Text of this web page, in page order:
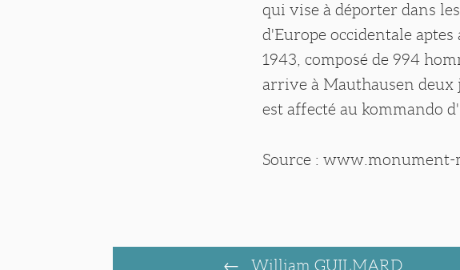
qui vise à déporter dans
d'Europe occidentale
1943, composé de 994
arrive à Mauthausen
est affecté au kommando
Source : www.monument-
William GUILMARD